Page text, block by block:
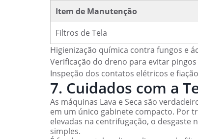
Item de Manutenção
Filtros de Tela
Higienização química contra fungos e
Verificação do dreno para evitar
Inspeção dos contatos elétricos e
7. Cuidados com a
As máquinas Lava e Seca são
em um único gabinete compacto. Por
elevadas na centrifugação, o
simples.